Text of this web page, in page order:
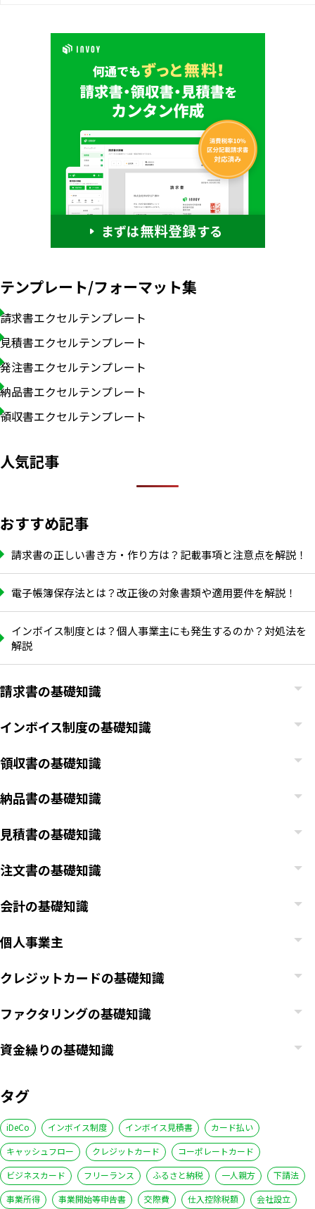
テンプレート/フォーマット集
請求書エクセルテンプレート
見積書エクセルテンプレート
発注書エクセルテンプレート
納品書エクセルテンプレート
領収書エクセルテンプレート
人気記事
おすすめ記事
請求書の正しい書き方・作り方は？記載事項と注意点を解説！
電子帳簿保存法とは？改正後の対象書類や適用要件を解説！
インボイス制度とは？個人事業主にも発生するのか？対処法を
解説
請求書の基礎知識
インボイス制度の基礎知識
領収書の基礎知識
納品書の基礎知識
見積書の基礎知識
注文書の基礎知識
会計の基礎知識
個人事業主
クレジットカードの基礎知識
ファクタリングの基礎知識
資金繰りの基礎知識
タグ
iDeCo インボイス制度 インボイス見積書
カード払い
キャッシュフロー
クレジットカード
コーポレートカード
ビジネスカード
フリーランス ふるさと納税 一人親方
下請法
事業所得
事業開始等申告書 交際費 仕入控除税額
会社設立